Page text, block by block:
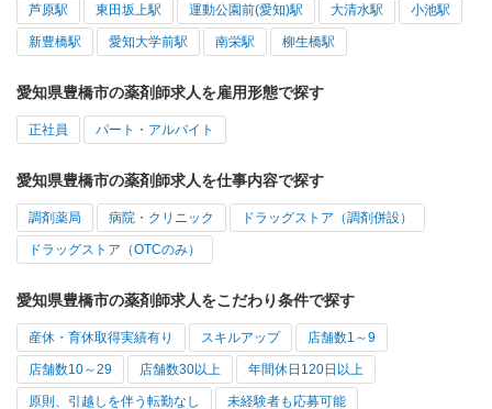
芦原駅 東田坂上駅 運動公園前(愛知)駅 大清水駅 小池駅
新豊橋駅 愛知大学前駅 南栄駅 柳生橋駅
愛知県豊橋市の薬剤師求人を雇用形態で探す
正社員 パート・アルバイト
愛知県豊橋市の薬剤師求人を仕事内容で探す
調剤薬局 病院・クリニック ドラッグストア（調剤併設）
ドラッグストア（OTCのみ）
愛知県豊橋市の薬剤師求人をこだわり条件で探す
産休・育休取得実績有り スキルアップ 店舗数1～9
店舗数10～29 店舗数30以上 年間休日120日以上
原則、引越しを伴う転勤なし 未経験者も応募可能